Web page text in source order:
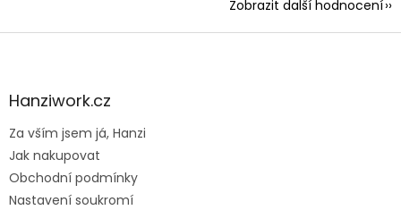
Zobrazit další hodnocení
Z
aHanziwork.cz
Za vším jsem já, Hanzi
Jak nakupovat
Obchodní podmínky
Nastavení soukromí